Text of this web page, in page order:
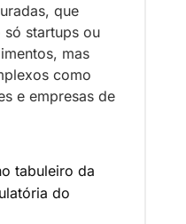
que
só startups ou
mas
como
e empresas de
tabuleiro da
do